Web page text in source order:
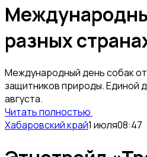
разных
Международный день собак
защитников природы. Единой
августа.
Читать полностью
Хабаровский край1 июля08:47